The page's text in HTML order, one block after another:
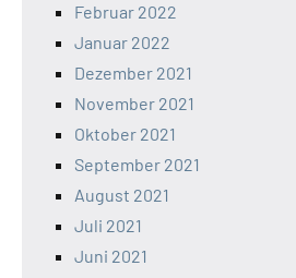
Februar 2022
Januar 2022
Dezember 2021
November 2021
Oktober 2021
September 2021
August 2021
Juli 2021
Juni 2021